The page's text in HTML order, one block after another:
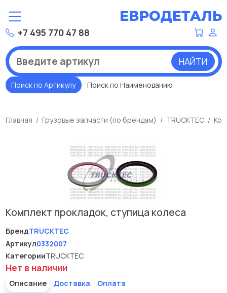
+7 495 770 47 88
НАЙТИ
Поиск по Артикулу Поиск по Наименованию
Главная Грузовые запчасти (по брендам) TRUCKTEC
Комплект прокладок, ступица колеса
БрендTRUCKTEC
Артикул0332007
КатегорииTRUCKTEC
Нет в наличии
Описание Доставка Оплата